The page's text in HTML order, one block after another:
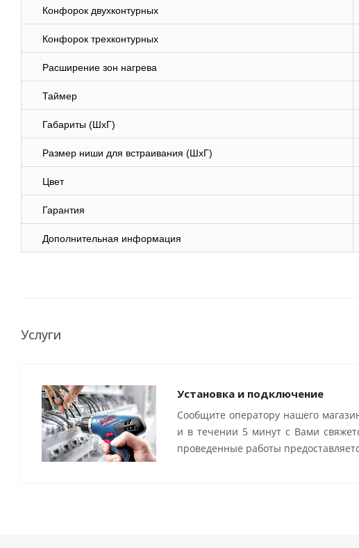
Конфорок двухконтурных
Конфорок трехконтурных
Расширение зон нагрева
Таймер
Габариты (ШхГ)
Размер ниши для встраивания (ШхГ)
Цвет
Гарантия
Дополнительная информация
Услуги
Установка и подключение
Сообщите оператору нашего
и в течении 5 минут с Вами
проведенные работы